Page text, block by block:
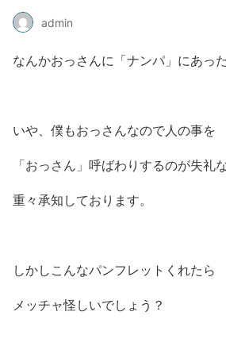
admin
なんかおっさんに「ナンパ」にあった
いや、僕もおっさんなので人の事を
「おっさん」呼ばわりするのが失礼
重々承知しております。
しかしこんなパンフレットくれたら
メッチャ怪しいでしょう？